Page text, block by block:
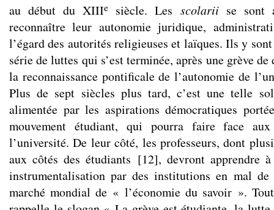
au début du XIIIe siècle. Les scolariise sont
reconnaître leur autonomie juridique,
l’égard des autorités religieuses et laïques. Ils y
série de luttes qui s’est terminée, après une grève de
la reconnaissance pontificale de l’autonomie de
Plus de sept siècles plus tard, c’est une telle
alimentée par les aspirations démocratiques
mouvement étudiant, qui pourra faire face aux
l’université. De leur côté, les professeurs, dont
aux côtés des étudiants [12], devront apprendre
instrumentalisation par des institutions en mal de
marché mondial de « l’économie du savoir ».